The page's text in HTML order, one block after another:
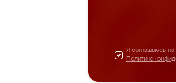
Я соглашаюсь на
Политике